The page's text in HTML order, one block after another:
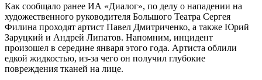
Как сообщало ранее ИА «Диалог», по делу о нападении на
художественного руководителя Большого Театра Сергея
Филина проходят артист Павел Дмитриченко, а также Юрий
Заруцкий и Андрей Липатов. Напомним, инцидент
произошел в середине января этого года. Артиста облили
едкой жидкостью, из-за чего он получил глубокие
повреждения тканей на лице.